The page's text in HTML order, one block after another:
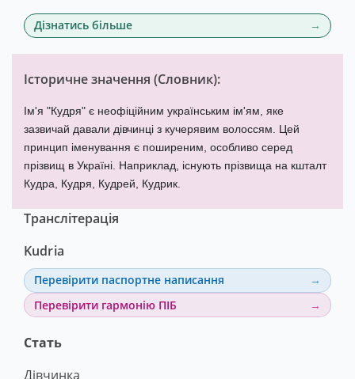
Дізнатись більше
Історичне значення (Словник):
Ім'я "Кудря" є неофіційним українським ім'ям, яке
зазвичай давали дівчинці з кучерявим волоссям. Цей
принцип іменування є поширеним, особливо серед
прізвищ в Україні. Наприклад, існують прізвища на кшталт
Кудра, Кудря, Кудрей, Кудрик.
Транслітерація
Kudria
Перевірити паспортне написання
Перевірити гармонію ПІБ
Стать
Дівчинка